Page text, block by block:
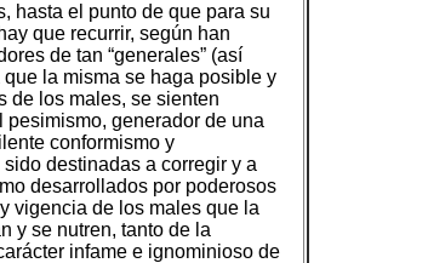
hasta el punto de que para su
que recurrir, según han
de tan “generales” (así
la misma se haga posible y
de los males, se sienten
generador de una
conformismo y
destinadas a corregir y a
desarrollados por poderosos
vigencia de los males que la
y se nutren, tanto de la
infame e ignominioso de